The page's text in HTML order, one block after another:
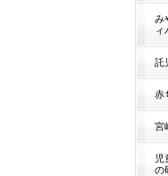
み
ィ
託
赤
宮
児
の